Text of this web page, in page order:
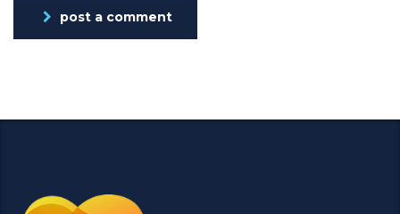
post a comment